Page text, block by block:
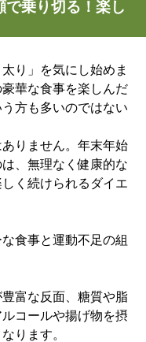
乗り切る！楽し
り」を気にし始めま
華な食事を楽しんだ
方も多いのではない
りません。年末年始
、無理なく健康的な
く続けられるダイエ
食事と運動不足の組
富な反面、糖質や脂
コールや揚げ物を摂
ります。